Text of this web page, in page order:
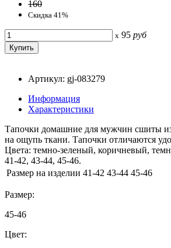
160
Скидка 41%
x 95 руб
Артикул: gj-083279
Информация
Характеристики
Тапочки домашние для мужчин сшиты
на ощупь ткани. Тапочки отличаются
Цвета: темно-зеленый, коричневый,
41-42, 43-44, 45-46.
Размер на изделии 41-42 43-44 45-46
Размер:
45-46
Цвет: